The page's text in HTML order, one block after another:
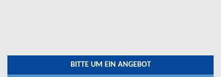
BITTE UM EIN ANGEBOT